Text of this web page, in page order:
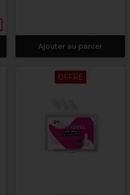
Ajouter au panier
OFFRE